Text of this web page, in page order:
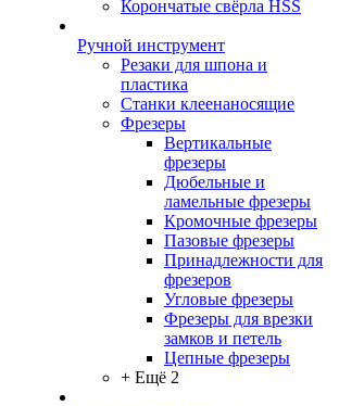
Корончатые свёрла HSS
Ручной инструмент
Резаки для шпона и
пластика
Станки клеенаносящие
Фрезеры
Вертикальные
фрезеры
Дюбельные и
ламельные фрезеры
Кромочные фрезеры
Пазовые фрезеры
Принадлежности для
фрезеров
Угловые фрезеры
Фрезеры для врезки
замков и петель
Цепные фрезеры
+ Ещё 2